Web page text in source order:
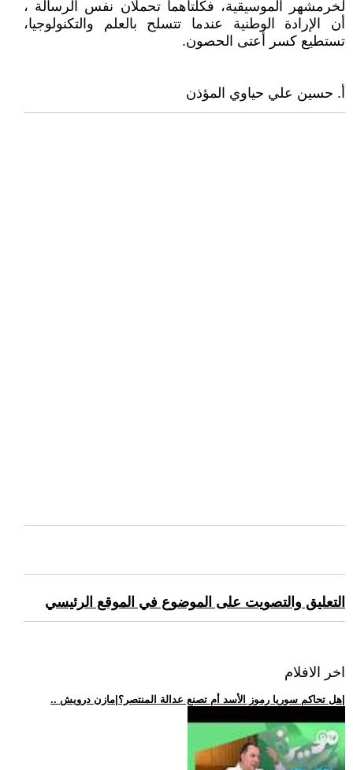
لخرمشهر الموسيقية، فكلتاهما تحملان نفس الرسالة ،
أن الإرادة الوطنية عندما تتسلح بالعلم والتكنولوجيا،
تستطيع كسر أعتى الحصون.
أ. حسين علي حياوي المؤذن
التعليق والتصويت على الموضوع في الموقع الرئيسي
اخر الافلام